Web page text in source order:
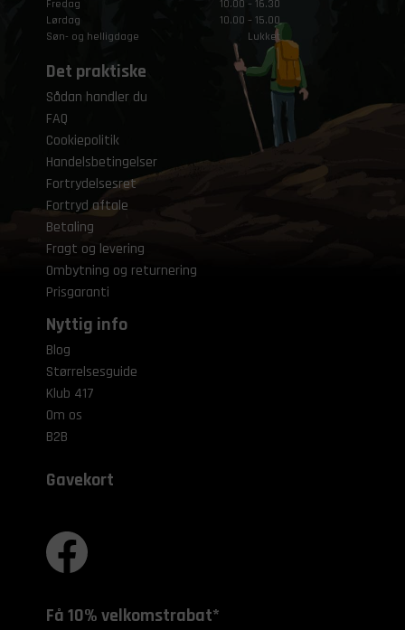
Fredag
10.00 – 16.30
Lørdag
10.00 – 15.00
Søn- og helligdage
Lukket
Det praktiske
Sådan handler du
FAQ
Cookiepolitik
Handelsbetingelser
Fortrydelsesret
Fortryd aftale
Betaling
Fragt og levering
Ombytning og returnering
Prisgaranti
Nyttig info
Blog
Størrelsesguide
Klub 417
Om os
B2B
Gavekort
Få 10% velkomstrabat*